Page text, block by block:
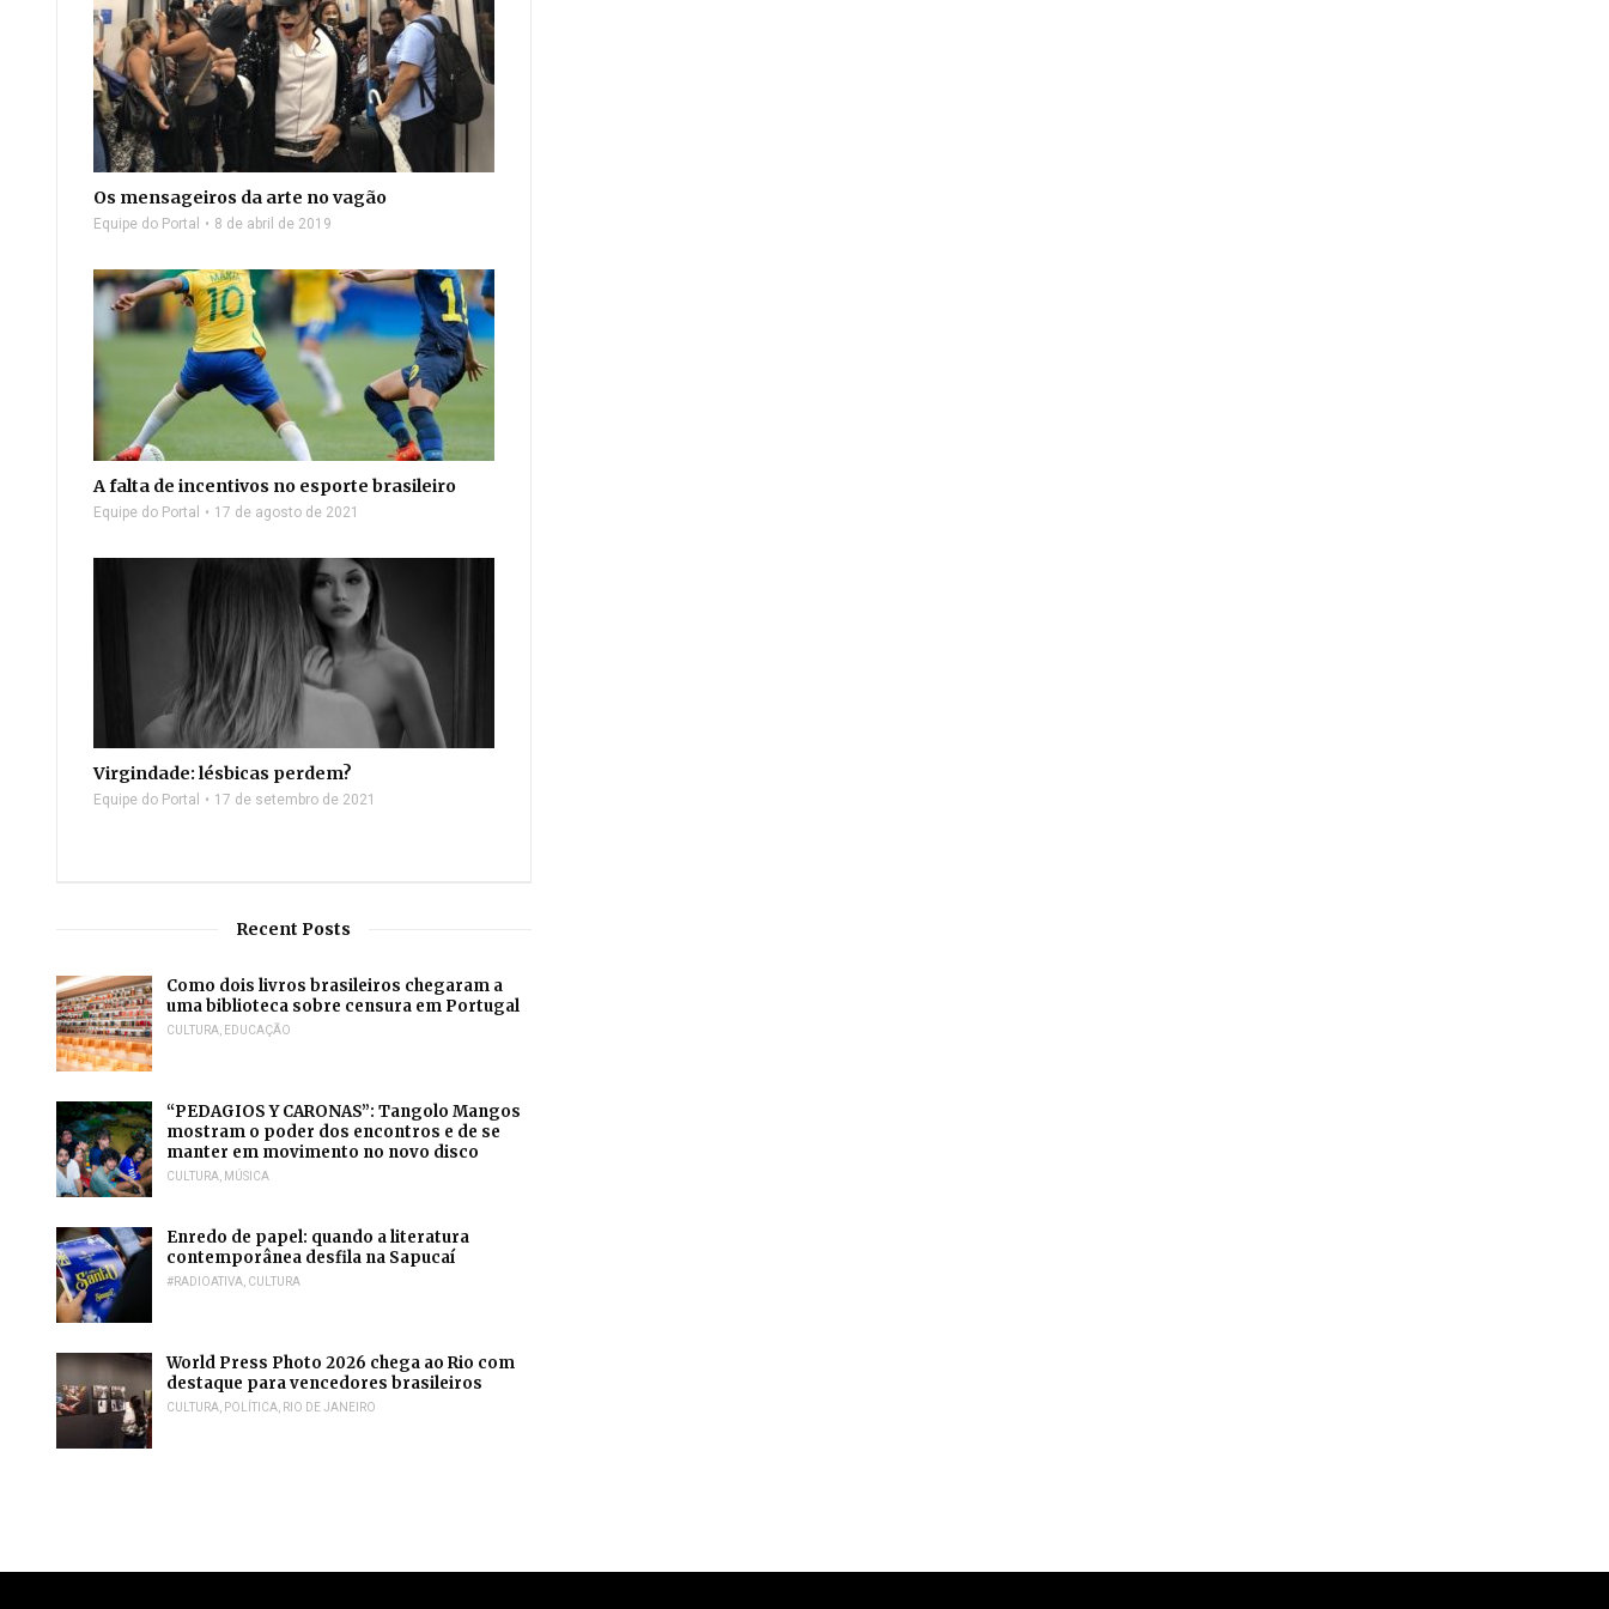
Os mensageiros da arte no vagão
Equipe do Portal 8 de abril de 2019
A falta de incentivos no esporte brasileiro
Equipe do Portal 17 de agosto de 2021
Virgindade: lésbicas perdem?
Equipe do Portal 17 de setembro de 2021
Recent Posts
Como dois livros brasileiros chegaram a
uma biblioteca sobre censura em Portugal
CULTURA, EDUCAÇÃO
“PEDAGIOS Y CARONAS”: Tangolo Mangos
mostram o poder dos encontros e de se
manter em movimento no novo disco
CULTURA, MÚSICA
Enredo de papel: quando a literatura
contemporânea desfila na Sapucaí
#RADIOATIVA, CULTURA
World Press Photo 2026 chega ao Rio com
destaque para vencedores brasileiros
CULTURA, POLÍTICA, RIO DE JANEIRO